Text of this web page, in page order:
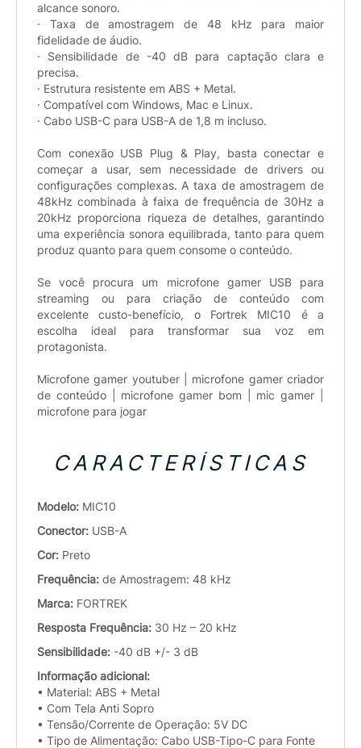
alcance sonoro.
· Taxa de amostragem de 48 kHz para maior
fidelidade de áudio.
· Sensibilidade de -40 dB para captação clara e
precisa.
· Estrutura resistente em ABS + Metal.
· Compatível com Windows, Mac e Linux.
· Cabo USB-C para USB-A de 1,8 m incluso.
Com conexão USB Plug & Play, basta conectar e
começar a usar, sem necessidade de drivers ou
configurações complexas. A taxa de amostragem de
48kHz combinada à faixa de frequência de 30Hz a
20kHz proporciona riqueza de detalhes, garantindo
uma experiência sonora equilibrada, tanto para quem
produz quanto para quem consome o conteúdo.
Se você procura um microfone gamer USB para
streaming ou para criação de conteúdo com
excelente custo-benefício, o Fortrek MIC10 é a
escolha ideal para transformar sua voz em
protagonista.
Microfone gamer youtuber | microfone gamer criador
de conteúdo | microfone gamer bom | mic gamer |
microfone para jogar
CARACTERÍSTICAS
Modelo: MIC10
Conector: USB-A
Cor: Preto
Frequência: de Amostragem: 48 kHz
Marca: FORTREK
Resposta Frequência: 30 Hz – 20 kHz
Sensibilidade: -40 dB +/- 3 dB
Informação adicional:
• Material: ABS + Metal
• Com Tela Anti Sopro
• Tensão/Corrente de Operação: 5V DC
• Tipo de Alimentação: Cabo USB-Tipo-C para Fonte